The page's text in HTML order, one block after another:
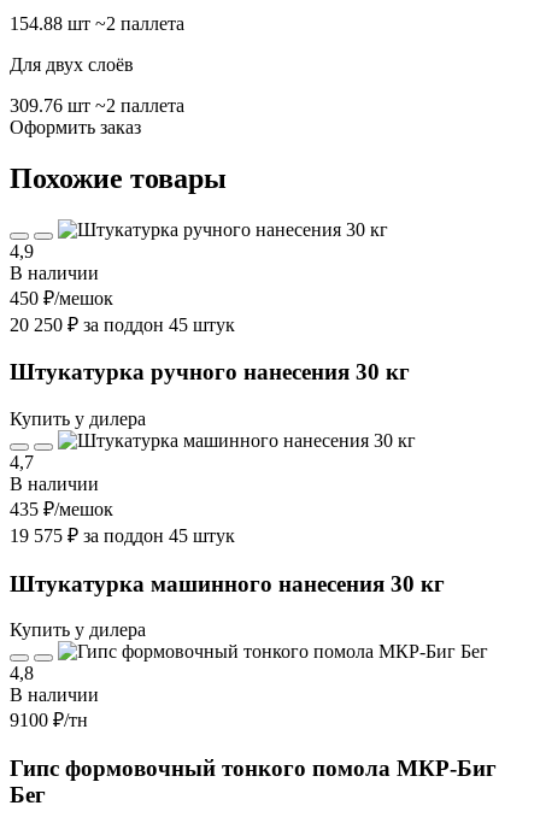
154.88 шт ~2 паллета
Для двух слоёв
309.76 шт ~2 паллета
Оформить заказ
Похожие товары
4,9
В наличии
450 ₽/мешок
20 250 ₽ за поддон 45 штук
Штукатурка ручного нанесения 30 кг
Купить у дилера
4,7
В наличии
435 ₽/мешок
19 575 ₽ за поддон 45 штук
Штукатурка машинного нанесения 30 кг
Купить у дилера
4,8
В наличии
9100 ₽/тн
Гипс формовочный тонкого помола МКР-Биг
Бег